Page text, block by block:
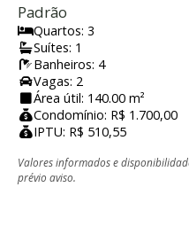
Padrão
Quartos: 3
Suítes: 1
Banheiros: 4
Vagas: 2
Área útil: 140.00 m²
Condomínio: R$ 1.700,00
IPTU: R$ 510,55
Valores informados e
prévio aviso.